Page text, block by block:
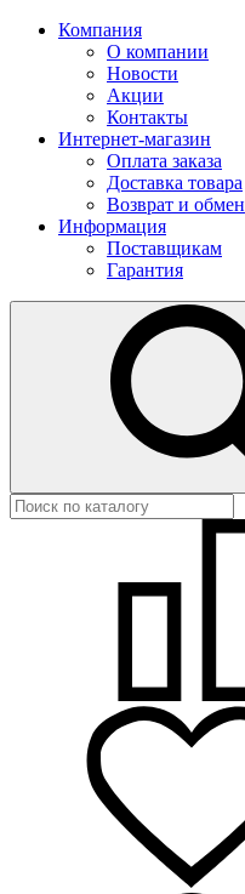
Компания
О компании
Новости
Акции
Контакты
Интернет-магазин
Оплата заказа
Доставка товара
Возврат и обмен
Информация
Поставщикам
Гарантия